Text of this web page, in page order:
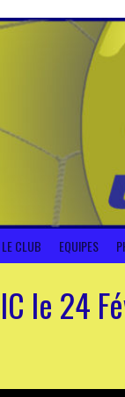
LE CLUB EQUIPES
le 24